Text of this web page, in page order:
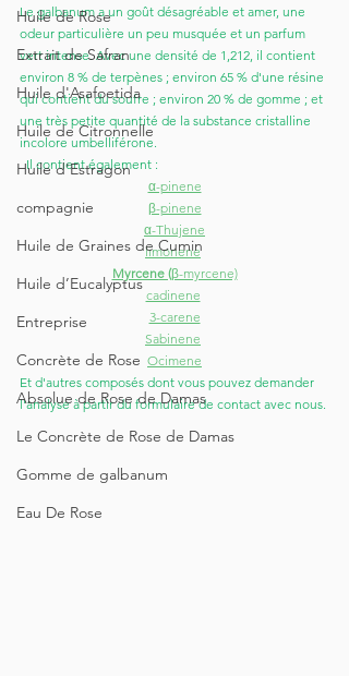
Huile de Rose
Extrait de Safran
Huile d'Asafoetida
Huile de Citronnelle
Huile d'Estragon
compagnie
Huile de Graines de Cumin
Huile d’Eucalyptus
Entreprise
Concrète de Rose
Absolue de Rose de Damas
Le Concrète de Rose de Damas
Gomme de galbanum
Eau De Rose
Le galbanum a un goût désagréable et amer, une
odeur particulière un peu musquée et un parfum
vert intense. Avec une densité de 1,212, il contient
environ 8 % de terpènes ; environ 65 % d'une résine
qui contient du soufre ; environ 20 % de gomme ; et
une très petite quantité de la substance cristalline
incolore umbelliférone.
  Il contient également :
α-pinene
β-pinene
α-Thujene
limonene
Myrcene (β-myrcene)
cadinene
3-carene
Sabinene
Ocimene
Et d'autres composés dont vous pouvez demander
l'analyse à partir du formulaire de contact avec nous.